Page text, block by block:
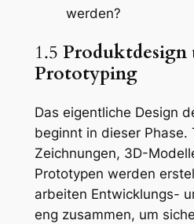
werden?
1.5 Produktdesign
Prototyping
Das eigentliche Design
beginnt in dieser Phase.
Zeichnungen, 3D-
Prototypen werden
arbeiten Entwicklungs-
eng zusammen, um